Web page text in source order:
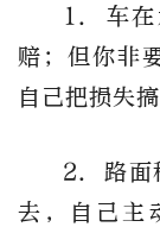
1. 车在
赔；但你非
自己把损失
2. 路面
去，自己主